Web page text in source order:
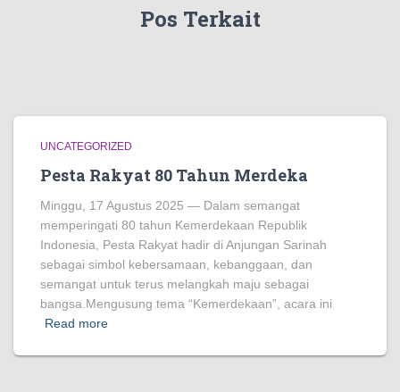
Pos Terkait
UNCATEGORIZED
Pesta Rakyat 80 Tahun Merdeka
Minggu, 17 Agustus 2025 — Dalam semangat
memperingati 80 tahun Kemerdekaan Republik
Indonesia, Pesta Rakyat hadir di Anjungan Sarinah
sebagai simbol kebersamaan, kebanggaan, dan
semangat untuk terus melangkah maju sebagai
bangsa.Mengusung tema “Kemerdekaan”, acara ini
Read more